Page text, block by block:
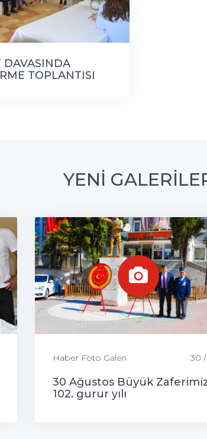
DAVASINDA
TOPLANTISI
YENİ
Haber Foto Galeri 30
30 Ağustos Büyük
102. gurur yılı